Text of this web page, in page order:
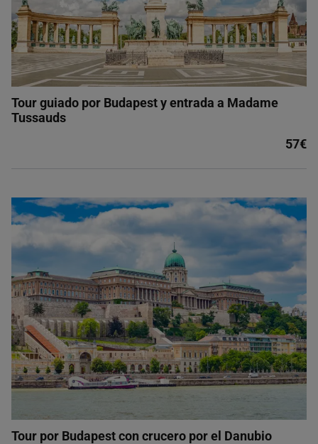
Tour guiado por Budapest y entrada a Madame
Tussauds
57€
Tour por Budapest con crucero por el Danubio